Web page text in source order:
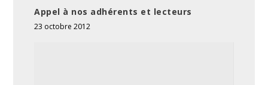
Appel à nos adhérents et lecteurs
23 octobre 2012